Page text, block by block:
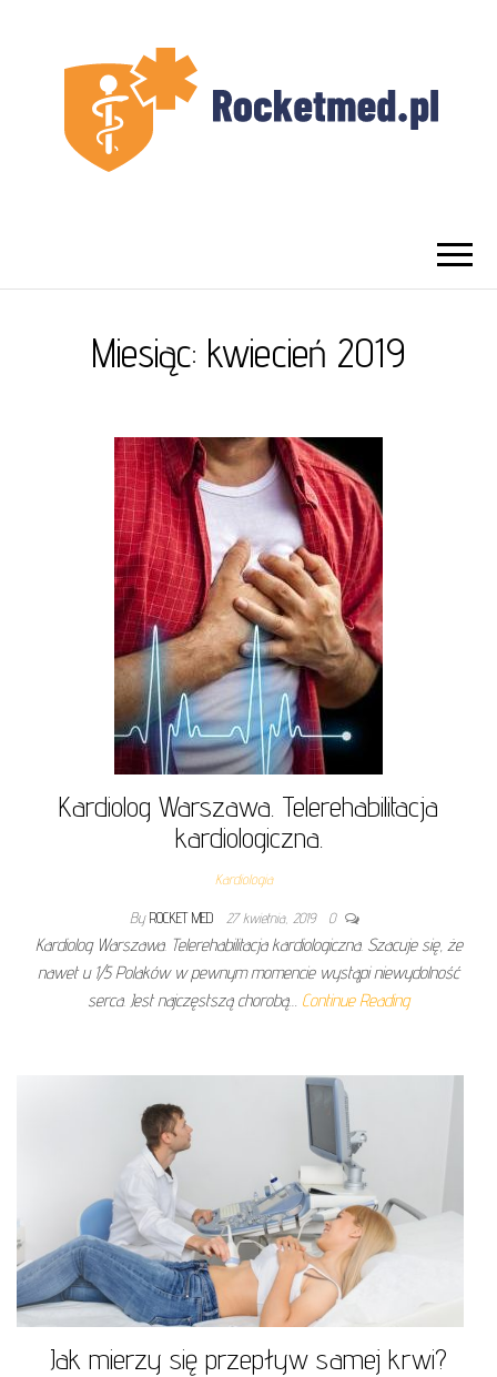
WARSZAWA
Miesiąc: kwiecień 2019
Kardiolog Warszawa. Telerehabilitacja
kardiologiczna.
Kardiologia
By ROCKET MED 27 kwietnia, 2019 0
Kardiolog Warszawa. Telerehabilitacja kardiologiczna. Szacuje się, że
nawet u 1/5 Polaków w pewnym momencie wystąpi niewydolność
serca. Jest najczęstszą chorobą… Continue Reading
Jak mierzy się przepływ samej krwi?